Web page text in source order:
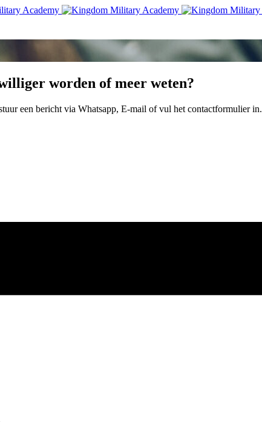
worden of meer weten?
een bericht via Whatsapp, E-mail of vul het contactformulier in.